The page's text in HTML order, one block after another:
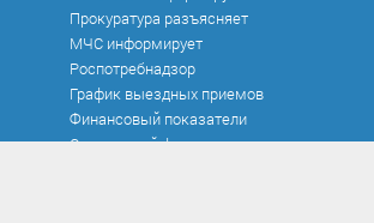
Прокуратура разъясняет
МЧС информирует
Роспотребнадзор
График выездных приемов
Финансовый показатели
Социальный фонд